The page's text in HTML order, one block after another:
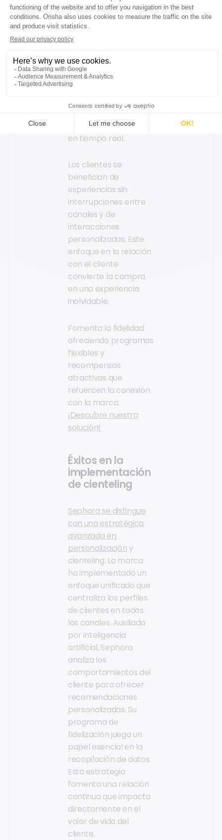
escala de los
recorridos de compra
y incrementa las tasas
Paralelamente, esta
técnica potencia la
eficacia de los
asistentes de ventas al
herramientas y datos
en tiempo real.
Los clientes se
benefician de
experiencias sin
interrupciones entre
canales y de
interacciones
personalizadas. Este
enfoque en la relación
con el cliente
convierte la compra
en una experiencia
inolvidable.
Fomenta la fidelidad
ofreciendo programas
flexibles y
recompensas
atractivas que
refuercen la conexión
con la marca.
¡Descubre nuestra
solución!
Éxitos en la
implementación
de cienteling
Sephora se distingue
con una estratégica
avanzada en
personalizacióny
cienteling. La marca
ha implementado un
enfoque unificado que
centraliza los perfiles
de clientes en todos
los canales. Auxiliada
por inteligencia
artificial, Sephora
analiza los
comportamientos del
cliente para ofrecer
recomendaciones
personalizadas. Su
programa de
fidelización juega un
papel esencial en la
recopilación de datos.
Esta estrategia
fomenta una relación
continua que impacta
directamente en el
valor de vida del
cliente.